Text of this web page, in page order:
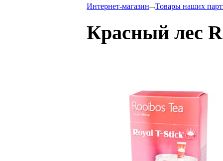
Интернет-магазин Товары наших
Красный лес